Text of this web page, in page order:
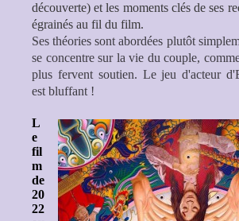
découverte) et les moments clés de ses
égrainés au fil du film.
Ses théories sont abordées plutôt
se concentre sur la vie du couple,
plus fervent soutien. Le jeu d'acteur d'
est bluffant !
L
e
fil
m
de
20
22